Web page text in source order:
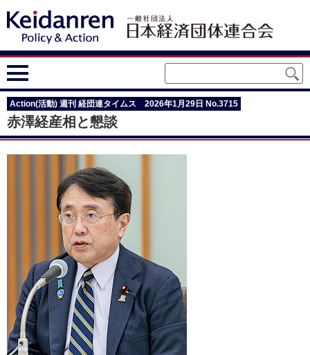
Action(活動) 週刊 経団連タイムス 2026年1月29日 No.3715
赤澤経産相と懇談